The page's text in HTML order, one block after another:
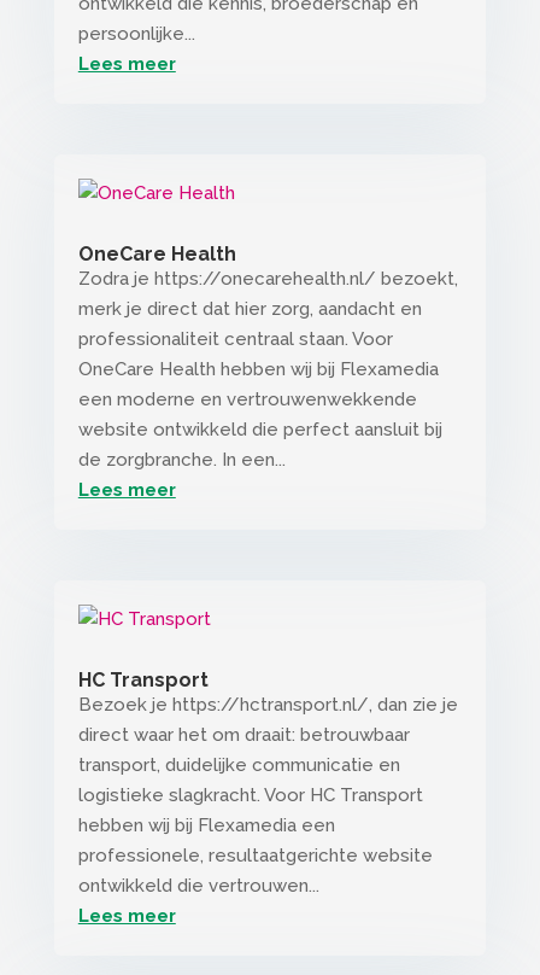
persoonlijke...
Lees meer
OneCare Health
Zodra je https://onecarehealth.nl/ bezoekt,
merk je direct dat hier zorg, aandacht en
professionaliteit centraal staan. Voor
OneCare Health hebben wij bij Flexamedia
een moderne en vertrouwenwekkende
website ontwikkeld die perfect aansluit bij
de zorgbranche. In een...
Lees meer
HC Transport
Bezoek je https://hctransport.nl/, dan zie je
direct waar het om draait: betrouwbaar
transport, duidelijke communicatie en
logistieke slagkracht. Voor HC Transport
hebben wij bij Flexamedia een
professionele, resultaatgerichte website
ontwikkeld die vertrouwen...
Lees meer